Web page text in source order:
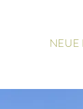
NEUE